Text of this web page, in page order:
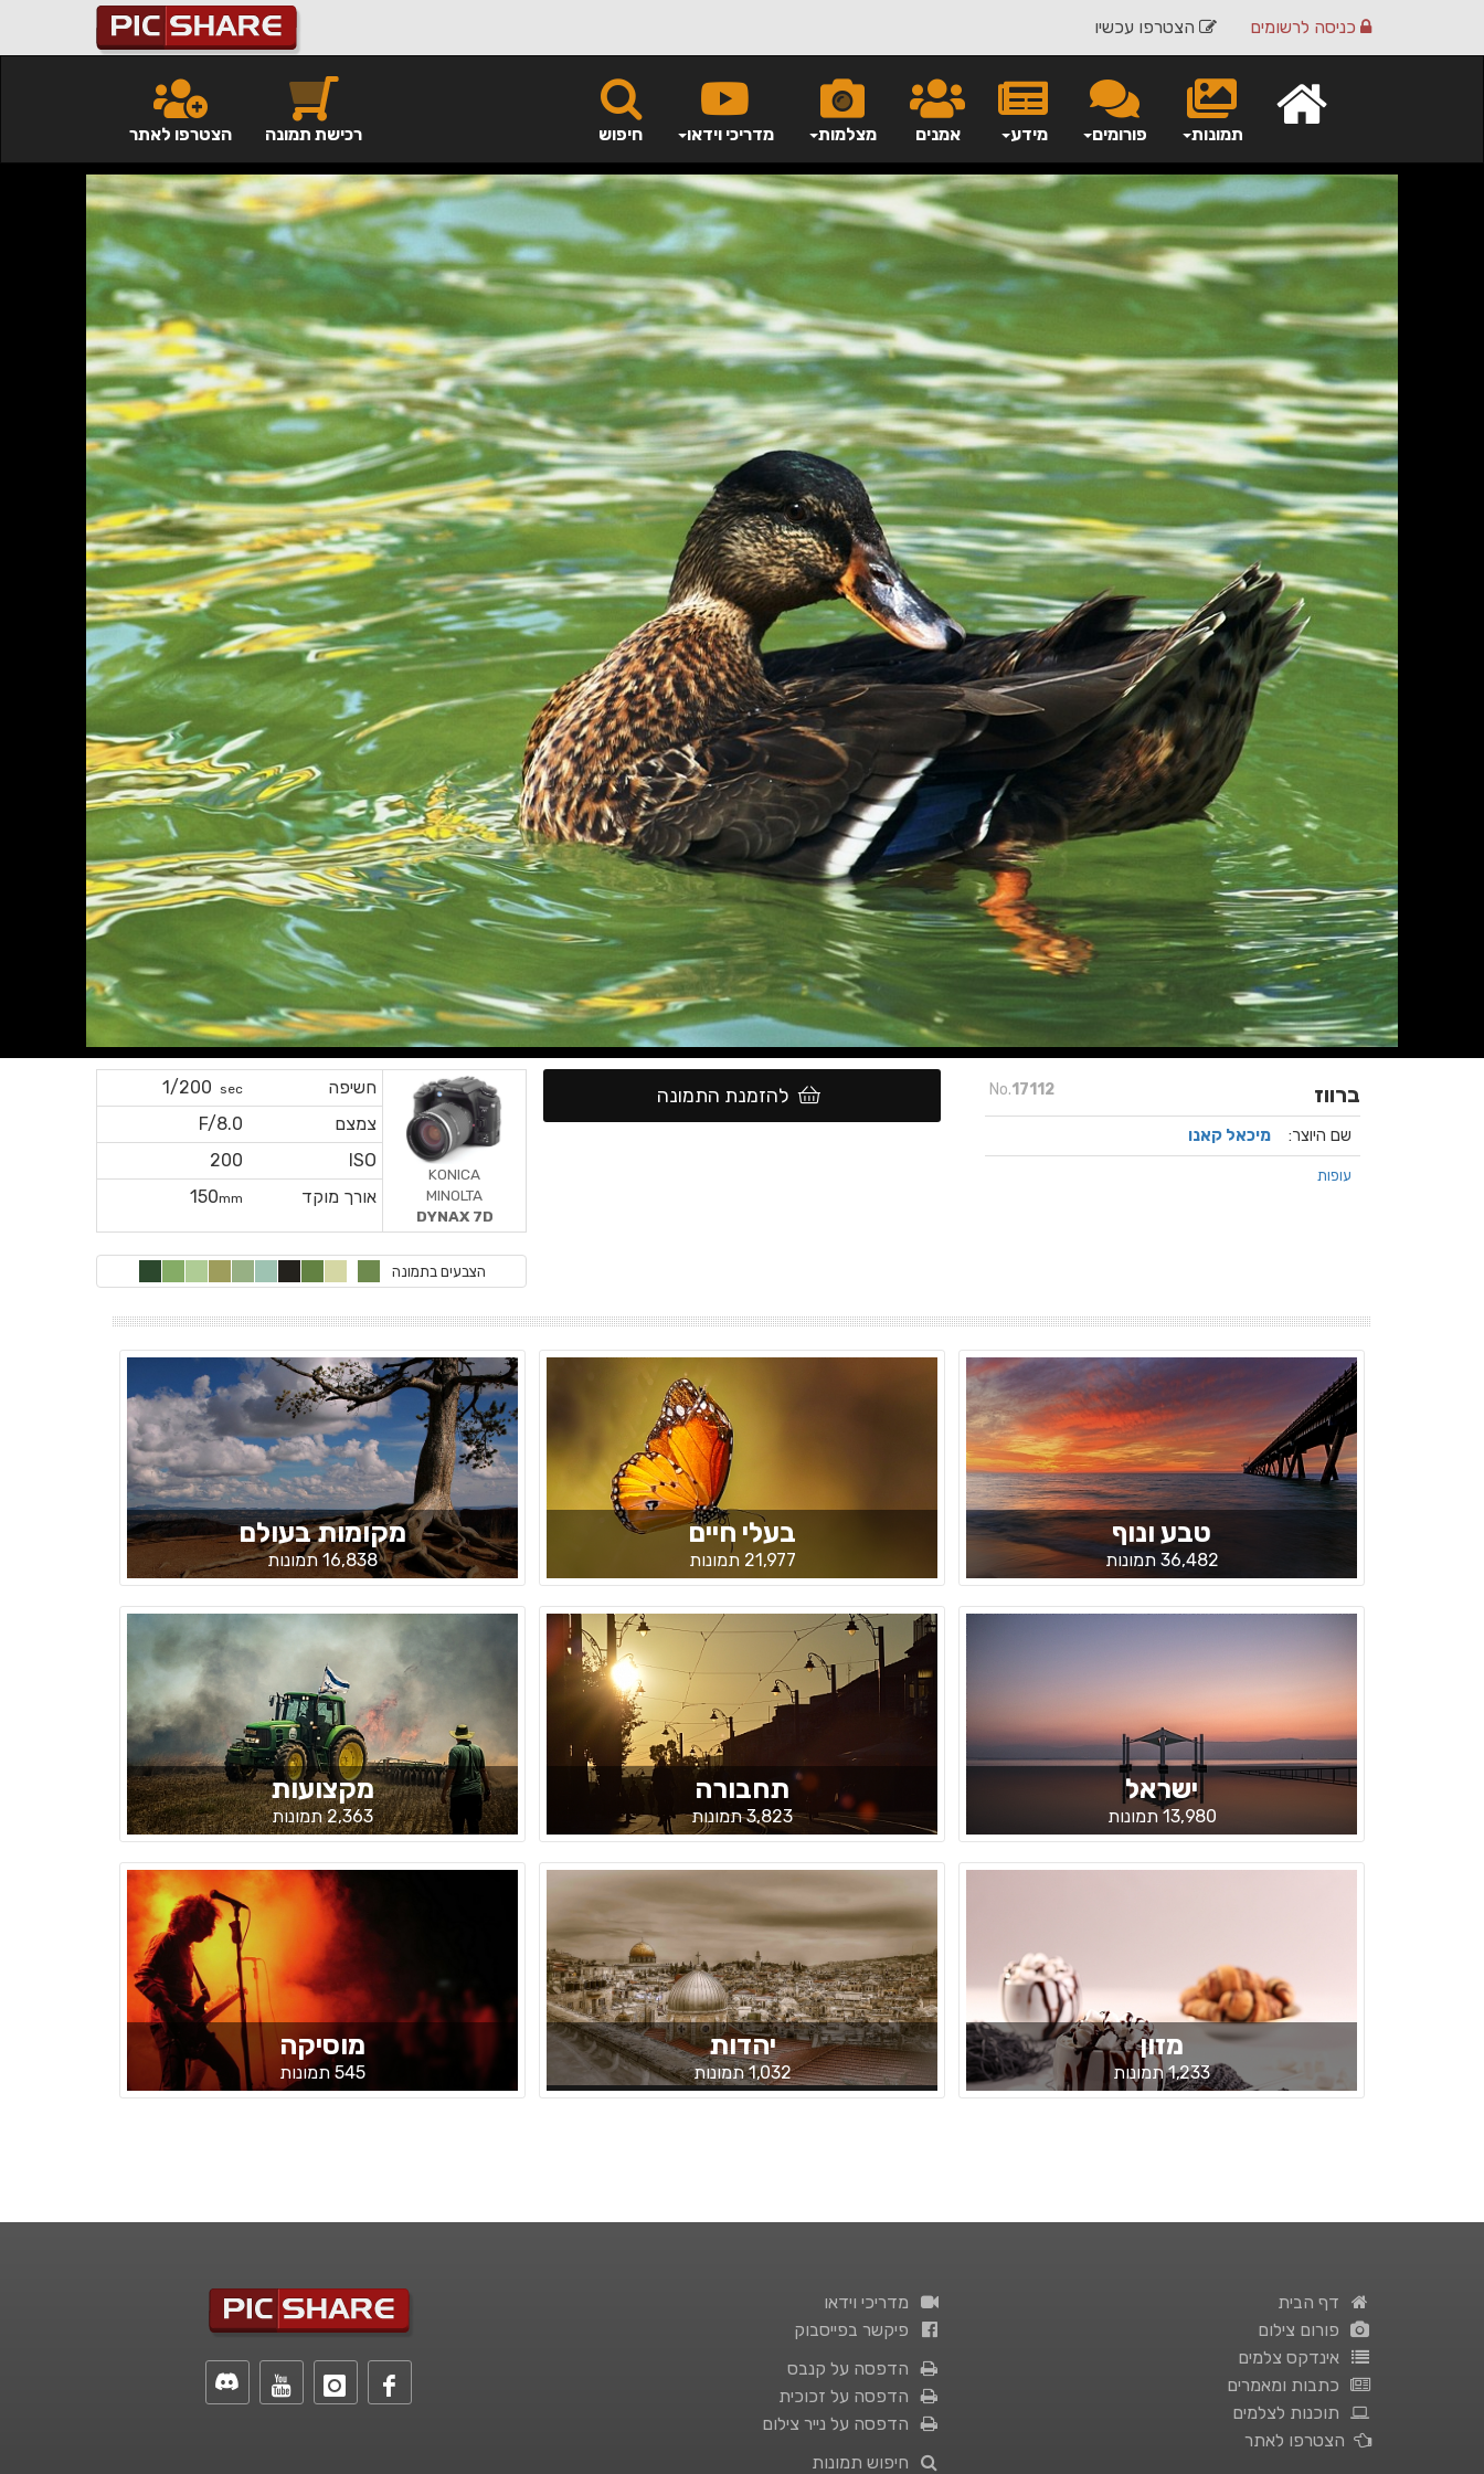
הצטרפו עכשיו כניסה לרשומים
חיפוש מדריכי וידאו מצלמות אמנים מידע פורומים תמונות הצטרפו לאתר רכישת תמונה
No.17112 ברווז
שם היוצר: מיכאל קאנו
עופות
חשיפה sec
1/200
צמצם
F/8.0
ISO
200
אורך מוקד
150mm
KONICA
MINOLTA
DYNAX 7D
הצבעים בתמונה
להזמנת התמונה
טבע ונוף
36,482 תמונות
בעלי חיים
21,977 תמונות
מקומות בעולם
16,838 תמונות
ישראל
13,980 תמונות
תחבורה
3,823 תמונות
מקצועות
2,363 תמונות
מזון
1,233 תמונות
יהדות
1,032 תמונות
מוסיקה
545 תמונות
מדריכי וידאו
פיקשר בפייסבוק
הדפסה על קנבס
הדפסה על זכוכית
הדפסה על נייר צילום
חיפוש תמונות
דף הבית
פורום צילום
אינדקס צלמים
כתבות ומאמרים
תוכנות לצלמים
הצטרפו לאתר